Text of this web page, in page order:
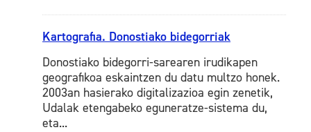
Kartografia. Donostiako bidegorriak
Donostiako bidegorri-sarearen irudikapen
geografikoa eskaintzen du datu multzo honek.
2003an hasierako digitalizazioa egin zenetik,
Udalak etengabeko eguneratze-sistema du,
eta...